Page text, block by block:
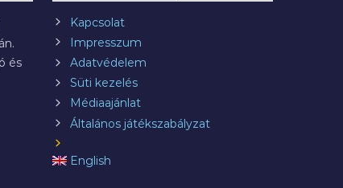
és
Kapcsolat
Impresszum
Adatvédelem
Süti kezelés
Médiaajánlat
Általános játékszabályzat
English